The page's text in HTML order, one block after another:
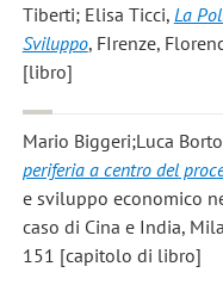
Tiberti; Elisa Ticci, La
Sviluppo, FIrenze,
[libro]
Mario Biggeri;Luca
periferia a centro del
e sviluppo economico
caso di Cina e India,
151 [capitolo di libro]